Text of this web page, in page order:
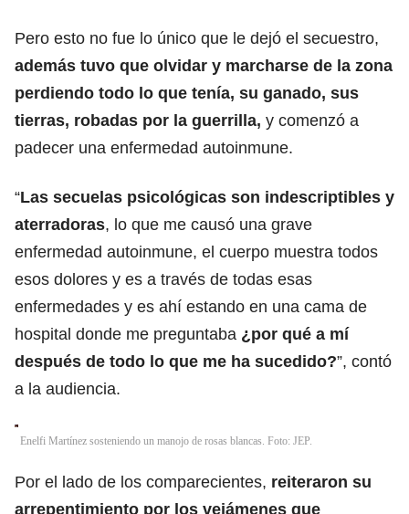
Pero esto no fue lo único que le dejó el secuestro,
además tuvo que olvidar y marcharse de la zona
perdiendo todo lo que tenía, su ganado, sus
tierras, robadas por la guerrilla, y comenzó a
padecer una enfermedad autoinmune.
“Las secuelas psicológicas son indescriptibles y
aterradoras, lo que me causó una grave
enfermedad autoinmune, el cuerpo muestra todos
esos dolores y es a través de todas esas
enfermedades y es ahí estando en una cama de
hospital donde me preguntaba ¿por qué a mí
después de todo lo que me ha sucedido?”, contó
a la audiencia.
Enelfi Martínez sosteniendo un manojo de rosas blancas. Foto: JEP.
Por el lado de los comparecientes, reiteraron su
arrepentimiento por los vejámenes que